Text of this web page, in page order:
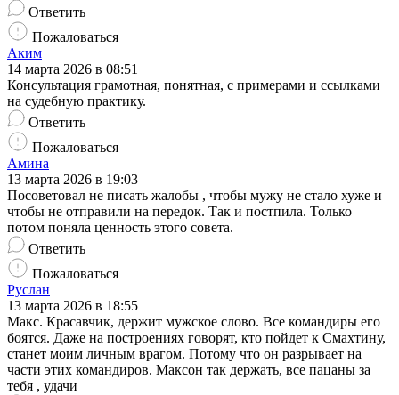
Ответить
Пожаловаться
Аким
14 марта 2026 в 08:51
Консультация грамотная, понятная, с примерами и ссылками
на судебную практику.
Ответить
Пожаловаться
Амина
13 марта 2026 в 19:03
Посоветовал не писать жалобы , чтобы мужу не стало хуже и
чтобы не отправили на передок. Так и постпила. Только
потом поняла ценность этого совета.
Ответить
Пожаловаться
Руслан
13 марта 2026 в 18:55
Макс. Красавчик, держит мужское слово. Все командиры его
боятся. Даже на построениях говорят, кто пойдет к Смахтину,
станет моим личным врагом. Потому что он разрывает на
части этих командиров. Максон так держать, все пацаны за
тебя , удачи